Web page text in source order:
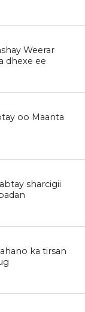
Weerar
dhexe ee
oo Maanta
sharcigii
ka tirsan